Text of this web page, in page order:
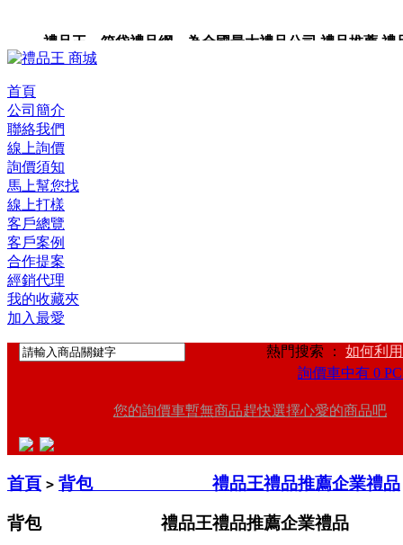
禮品王 箱袋禮品網 為全國最大禮品公司,禮品推薦,禮
卡,企業禮品,禮品小物,高級禮品,禮品網站。
首頁
公司簡介
聯絡我們
線上詢價
詢價須知
馬上幫您找
線上打樣
客戶總覽
客戶案例
合作提案
經銷代理
我的收藏夾
加入最愛
熱門搜索 ： 如何利
詢價車中有 0
您的詢價車暫無商品趕快選擇心愛的商品吧
首頁 > 背包 禮品王禮品推薦企業禮品
背包 禮品王禮品推薦企業禮品